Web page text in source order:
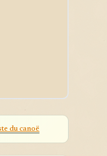
du canoë